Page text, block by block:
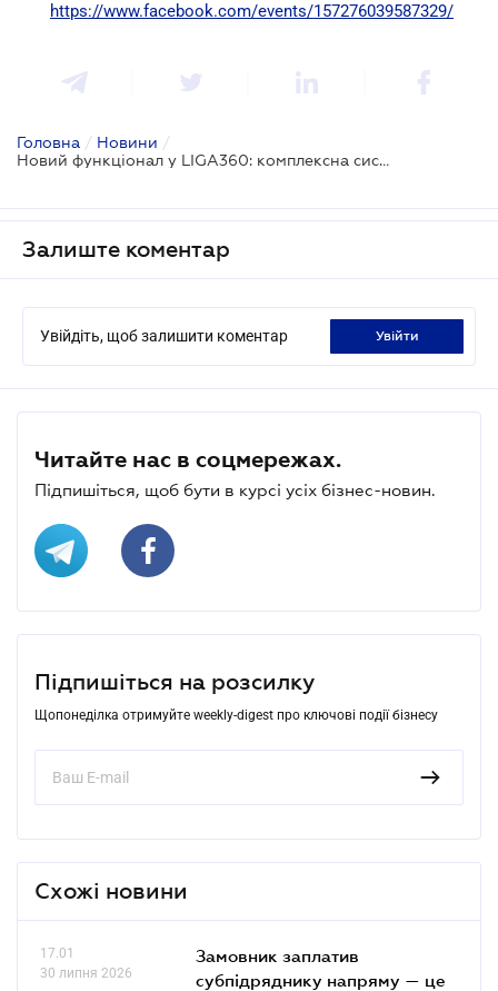
https://www.facebook.com/events/157276039587329/
Головна / Новини /
Новий функціонал у LIGA360: комплексна система автоматизації договірної роботи Contractum
Залиште коментар
Увійдіть, щоб залишити коментар увійти
Читайте нас в соцмережах.
Підпишіться, щоб бути в курсі усіх бізнес-новин.
Підпишіться на розсилку
Щопонеділка отримуйте weekly-digest про ключові події бізнесу
Схожі новини
17.01
30 липня 2026
Замовник заплатив
субпідряднику напряму — це